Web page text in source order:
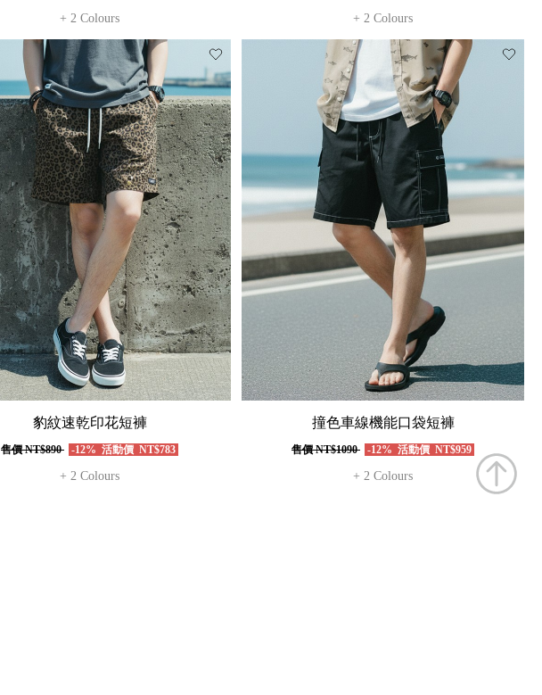
+ 2 Colours + 2 Colours
豹紋速乾印花短褲
售價NT$890 -12% 活動價 NT$783
+ 2 Colours
撞色車線機能口袋短褲
售價NT$1090 -12% 活動價 NT$959
+ 2 Colours